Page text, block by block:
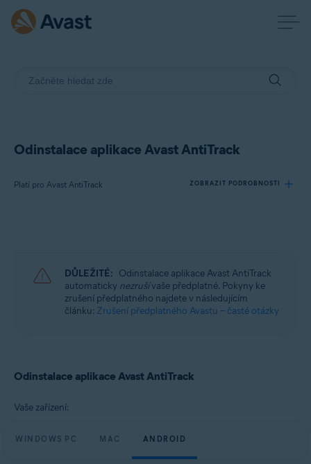
Odinstalace aplikace Avast AntiTrack
Platí pro Avast AntiTrack ZOBRAZIT PODROBNOSTI
Operační systémy:
Windows, MacOS a Android
DŮLEŽITÉ: Odinstalace aplikace Avast AntiTrack
automaticky nezrušívaše předplatné. Pokyny ke
zrušení předplatného najdete v následujícím
článku: Zrušení předplatného Avastu – časté otázky
Odinstalace aplikace Avast AntiTrack
Vaše zařízení:
WINDOWS PC MAC ANDROID